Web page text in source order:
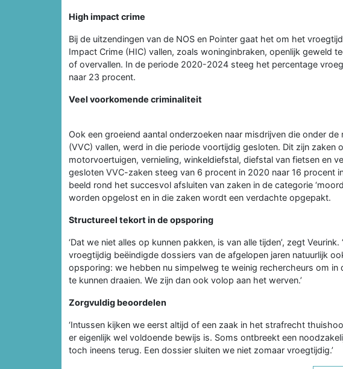
High impact crime
Bij de uitzendingen van de NOS en Pointer gaat het om het
Impact Crime (HIC) vallen, zoals woninginbraken, openlijk geweld
of overvallen. In de periode 2020-2024 steeg het percentage
naar 23 procent.
Veel voorkomende criminaliteit
Ook een groeiend aantal onderzoeken naar misdrijven die onder
(VVC) vallen, werd in die periode voortijdig gesloten. Dit zijn zaken
motorvoertuigen, vernieling, winkeldiefstal, diefstal van fietsen en
gesloten VVC-zaken steeg van 6 procent in 2020 naar 16 procent
beeld rond het succesvol afsluiten van zaken in de categorie
worden opgelost en in die zaken wordt een verdachte opgepakt.
Structureel tekort in de opsporing
‘Dat we niet alles op kunnen pakken, is van alle tijden’, zegt
vroegtijdig beëindigde dossiers van de afgelopen jaren natuurlijk
opsporing: we hebben nu simpelweg te weinig rechercheurs om in
te kunnen draaien. We zijn dan ook volop aan het werven.’
Zorgvuldig beoordelen
‘Intussen kijken we eerst altijd of een zaak in het strafrecht
er eigenlijk wel voldoende bewijs is. Soms ontbreekt een
toch ineens terug. Een dossier sluiten we niet zomaar vroegtijdig.’